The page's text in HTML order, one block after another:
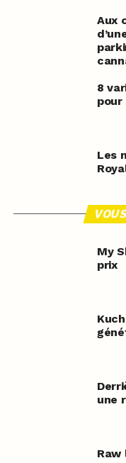
Aux
8
pour
Les
My
prix
une
Raw